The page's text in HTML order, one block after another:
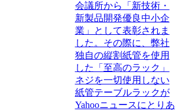
会議所から「新技術・
新製品開発優良中小企
業」として表彰されま
した。その際に、弊社
独自の縦割紙管を使用
した「至高のラック」
ネジを一切使用しない
紙管テーブルラックが
Yahooニュースにとりあ